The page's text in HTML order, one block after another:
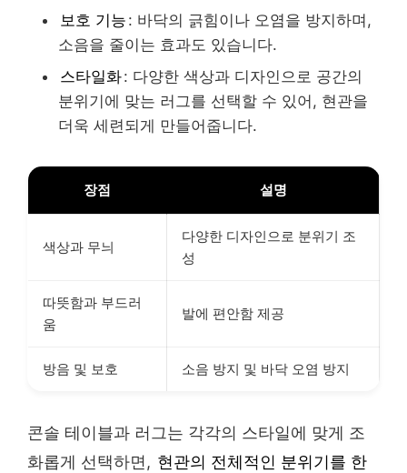
보호 기능 : 바닥의 긁힘이나 오염을 방지하며,
소음을 줄이는 효과도 있습니다.
스타일화: 다양한 색상과 디자인으로 공간의
분위기에 맞는 러그를 선택할 수 있어, 현관을
더욱 세련되게 만들어줍니다.
장점 설명
색상과 무늬
다양한 디자인으로 분위기 조
성
따뜻함과 부드러
움
발에 편안함 제공
방음 및 보호 소음 방지 및 바닥 오염 방지
콘솔 테이블과 러그는 각각의 스타일에 맞게 조
화롭게 선택하면, 현관의 전체적인 분위기를 한